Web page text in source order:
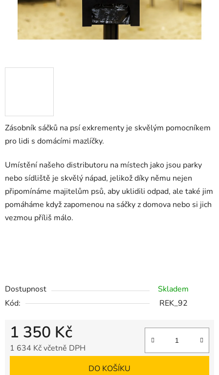
Zásobník sáčků na psí exkrementy je skvělým pomocníkem
pro lidi s domácími mazlíčky.
Umístění našeho distributoru na místech jako jsou parky
nebo sídliště je skvělý nápad, jelikož díky němu nejen
připomínáme majitelům psů, aby uklidili odpad, ale také jim
pomáháme když zapomenou na sáčky z domova nebo si jich
vezmou příliš málo.
Dostupnost
Skladem
Kód:
REK_92
1 350 Kč
1 634 Kč včetně DPH
DO KOŠÍKU